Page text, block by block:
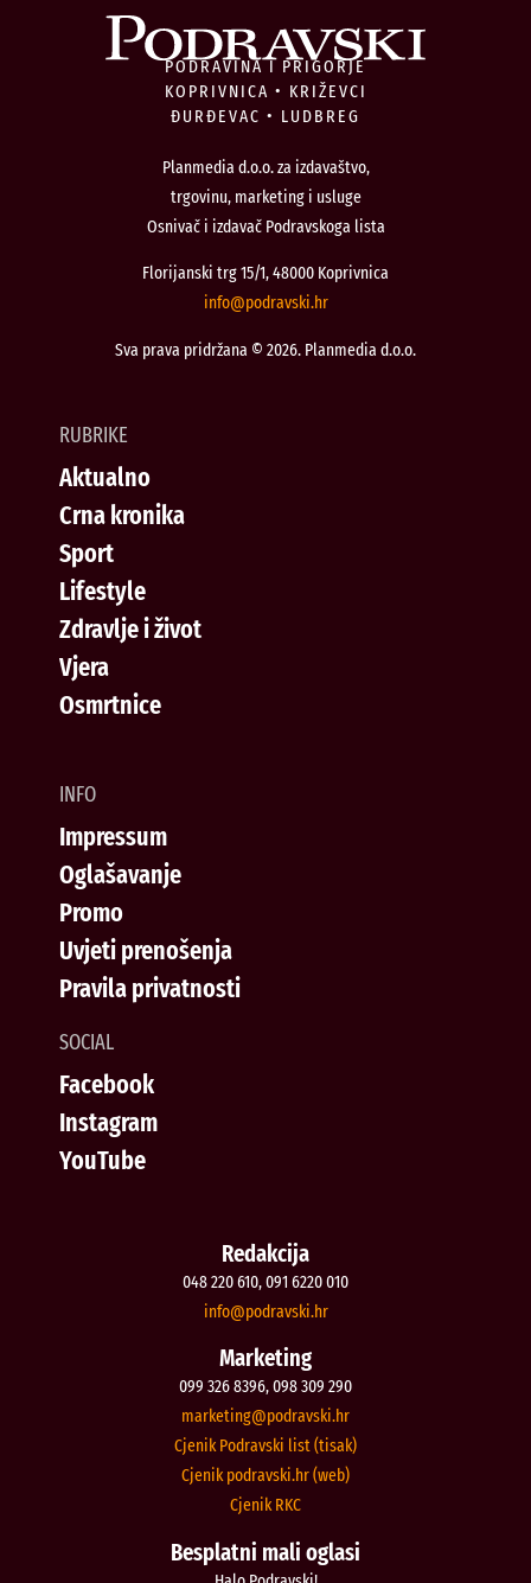
PODRAVINA I PRIGORJE
KOPRIVNICA • KRIŽEVCI
ĐURĐEVAC • LUDBREG
Planmedia d.o.o. za izdavaštvo,
trgovinu, marketing i usluge
Osnivač i izdavač Podravskoga lista
Florijanski trg 15/1, 48000 Koprivnica
rh.iksvardop
@ofni
Sva prava pridržana © 2026. Planmedia d.o.o.
RUBRIKE
Aktualno
Crna kronika
Sport
Lifestyle
Zdravlje i život
Vjera
Osmrtnice
INFO
Impressum
Oglašavanje
Promo
Uvjeti prenošenja
Pravila privatnosti
SOCIAL
Facebook
Instagram
YouTube
Redakcija
048 220 610, 091 6220 010
rh.iksvardop
@ofni
Marketing
099 326 8396, 098 309 290
rh.iksvardop
@gnitekram
Cjenik Podravski list (tisak)
Cjenik podravski.hr (web)
Cjenik RKC
Besplatni mali oglasi